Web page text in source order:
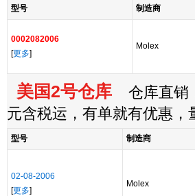
型号 制造商
0002082006
[更多]
Molex
美国2号仓库 仓库直销
元含税运，有单就有优惠
型号 制造商
02-08-2006
[更多]
Molex